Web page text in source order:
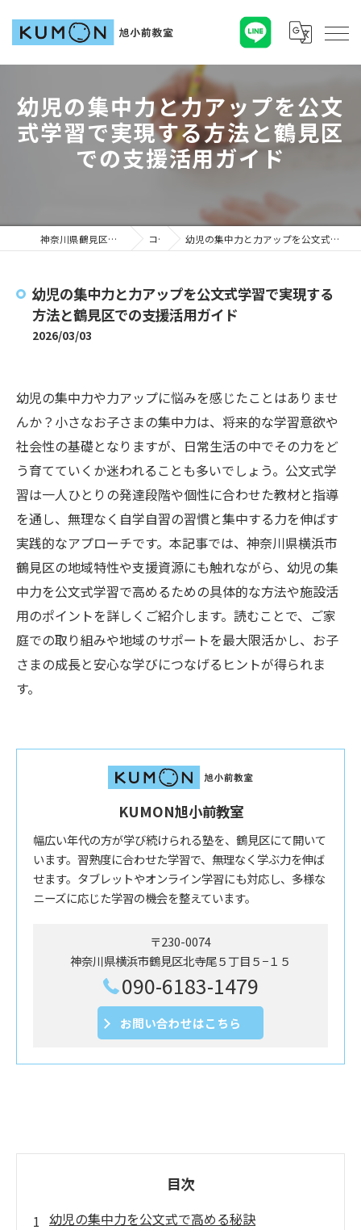
幼児の集中力と力アップを公文
式学習で実現する方法と鶴見区
での支援活用ガイド
神奈川県鶴見区の塾ならKUMON旭小前教室 コラム 幼児の集中力と力アップを公文式学習で実現する方法と鶴見区での支援活用ガイド
幼児の集中力と力アップを公文式学習で実現する
方法と鶴見区での支援活用ガイド
2026/03/03
幼児の集中力や力アップに悩みを感じたことはありませ
んか？小さなお子さまの集中力は、将来的な学習意欲や
社会性の基礎となりますが、日常生活の中でその力をど
う育てていくか迷われることも多いでしょう。公文式学
習は一人ひとりの発達段階や個性に合わせた教材と指導
を通し、無理なく自学自習の習慣と集中する力を伸ばす
実践的なアプローチです。本記事では、神奈川県横浜市
鶴見区の地域特性や支援資源にも触れながら、幼児の集
中力を公文式学習で高めるための具体的な方法や施設活
用のポイントを詳しくご紹介します。読むことで、ご家
庭での取り組みや地域のサポートを最大限活かし、お子
さまの成長と安心な学びにつなげるヒントが得られま
す。
KUMON旭小前教室
幅広い年代の方が学び続けられる塾を、鶴見区にて開いて
います。習熟度に合わせた学習で、無理なく学ぶ力を伸ば
せます。タブレットやオンライン学習にも対応し、多様な
ニーズに応じた学習の機会を整えています。
〒230-0074
神奈川県横浜市鶴見区北寺尾５丁目５−１５
090-6183-1479
お問い合わせはこちら
目次
幼児の集中力を公文式で高める秘訣